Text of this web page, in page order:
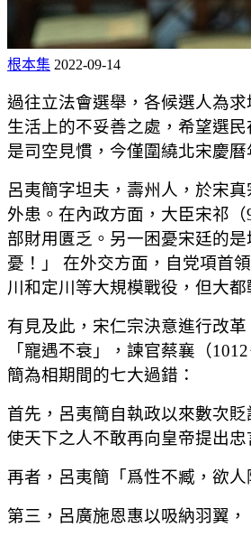
根本集 2022-09-14
過往立法會選舉，各候選人為
生活上的不妥善之處，希望選
是司空見慣，今僅圍繞北宋慶
呂夷簡字坦夫，壽州人，於宋
外患。在內政方面，大臣宋祁
部財用匱乏。另一困憂宋廷的
憂！」 在外交方面，自党項首
川和定川等大規模戰役，但大
有見及此，宋仁宗決意進行改
「寵遇不衰」，諫官蔡襄（
簡為相期間的七大過錯：
首先，呂夷簡自執政以來數次
使天下之人不敢再向皇帝提出
再者，呂夷簡「爲性不臧，欲
第三，呂廣施恩惠以吸納羽翼